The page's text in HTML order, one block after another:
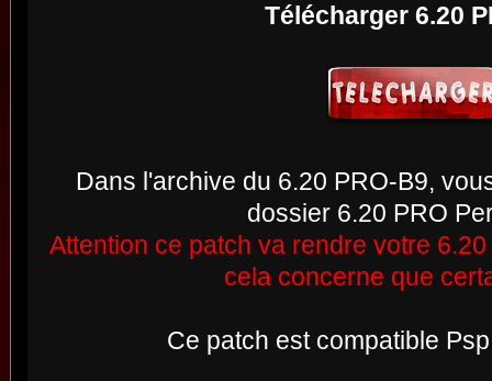
Télécharger 6.20
Dans l'archive du 6.20 PRO-B9,
dossier 6.20 PRO
Attention ce patch va rendre votre
cela concerne que
Ce patch est compatible